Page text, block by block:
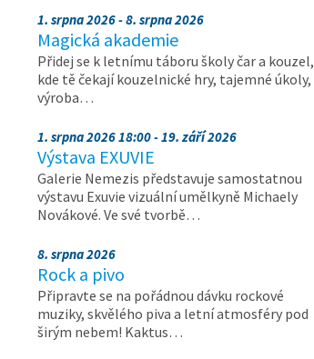
1. srpna 2026 - 8. srpna 2026
Magická akademie
Přidej se k letnímu táboru školy čar a kouzel,
kde tě čekají kouzelnické hry, tajemné úkoly,
výroba…
1. srpna 2026 18:00 - 19. září 2026
Výstava EXUVIE
Galerie Nemezis představuje samostatnou
výstavu Exuvie vizuální umělkyně Michaely
Novákové. Ve své tvorbě…
8. srpna 2026
Rock a pivo
Připravte se na pořádnou dávku rockové
muziky, skvělého piva a letní atmosféry pod
širým nebem! Kaktus…